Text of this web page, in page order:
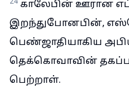
24 காலேபின் ஊரான
இறந்துபோனபின்,
பெண்ஜாதியாகிய
தெக்கொவாவின்
பெற்றாள்.